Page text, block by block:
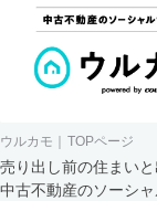
ウルカモ｜TOPページ
売り出し前の住まいと
中古不動産のソーシ